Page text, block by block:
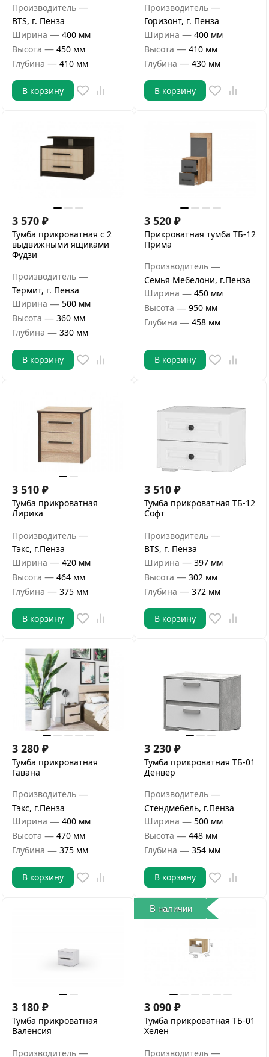
Производитель —
BTS, г. Пенза
Ширина — 400 мм
Высота — 450 мм
Глубина — 410 мм
В корзину
Производитель —
Горизонт, г. Пенза
Ширина — 400 мм
Высота — 410 мм
Глубина — 430 мм
В корзину
3 570 ₽
Тумба прикроватная с 2
выдвижными ящиками
Фудзи
Производитель —
Термит, г. Пенза
Ширина — 500 мм
Высота — 360 мм
Глубина — 330 мм
В корзину
3 520 ₽
Прикроватная тумба ТБ-12
Прима
Производитель —
Семья Мебелони, г.Пенза
Ширина — 450 мм
Высота — 950 мм
Глубина — 458 мм
В корзину
3 510 ₽
Тумба прикроватная
Лирика
Производитель —
Тэкс, г.Пенза
Ширина — 420 мм
Высота — 464 мм
Глубина — 375 мм
В корзину
3 510 ₽
Тумба прикроватная ТБ-12
Софт
Производитель —
BTS, г. Пенза
Ширина — 397 мм
Высота — 302 мм
Глубина — 372 мм
В корзину
3 280 ₽
Тумба прикроватная
Гавана
Производитель —
Тэкс, г.Пенза
Ширина — 400 мм
Высота — 470 мм
Глубина — 375 мм
В корзину
3 230 ₽
Тумба прикроватная ТБ-01
Денвер
Производитель —
Стендмебель, г.Пенза
Ширина — 500 мм
Высота — 448 мм
Глубина — 354 мм
В корзину
3 180 ₽
Тумба прикроватная
Валенсия
Производитель —
В наличии
3 090 ₽
Тумба прикроватная ТБ-01
Хелен
Производитель —